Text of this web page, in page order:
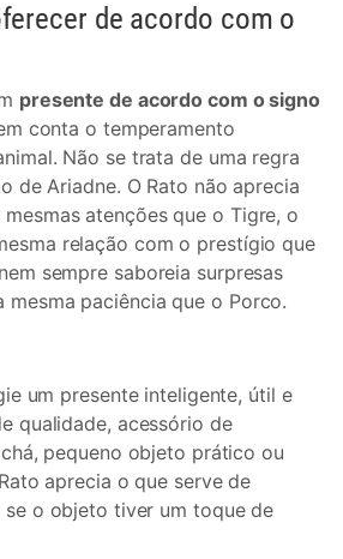
de acordo com o
presente de acordo com o signo
conta o temperamento
Não se trata de uma regra
de Ariadne. O Rato não aprecia
atenções que o Tigre, o
relação com o prestígio que
sempre saboreia surpresas
mesma paciência que o Porco.
um presente inteligente, útil e
qualidade, acessório de
pequeno objeto prático ou
aprecia o que serve de
o objeto tiver um toque de